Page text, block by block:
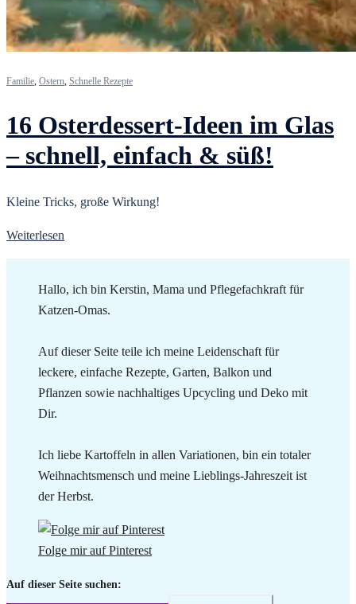
Familie, Ostern, Schnelle Rezepte
16 Osterdessert-Ideen im Glas
– schnell, einfach & süß!
Kleine Tricks, große Wirkung!
Weiterlesen
Hallo, ich bin Kerstin, Mama und Pflegefachkraft für
Katzen-Omas.
Auf dieser Seite teile ich meine Leidenschaft für
leckere, einfache Rezepte, Garten, Balkon und
Pflanzen sowie nachhaltiges Upcycling und Deko mit
Dir.
Ich liebe Kartoffeln in allen Variationen, bin ein totaler
Weihnachtsmensch und meine Lieblings-Jahreszeit ist
der Herbst.
Folge mir auf Pinterest
Auf dieser Seite suchen: